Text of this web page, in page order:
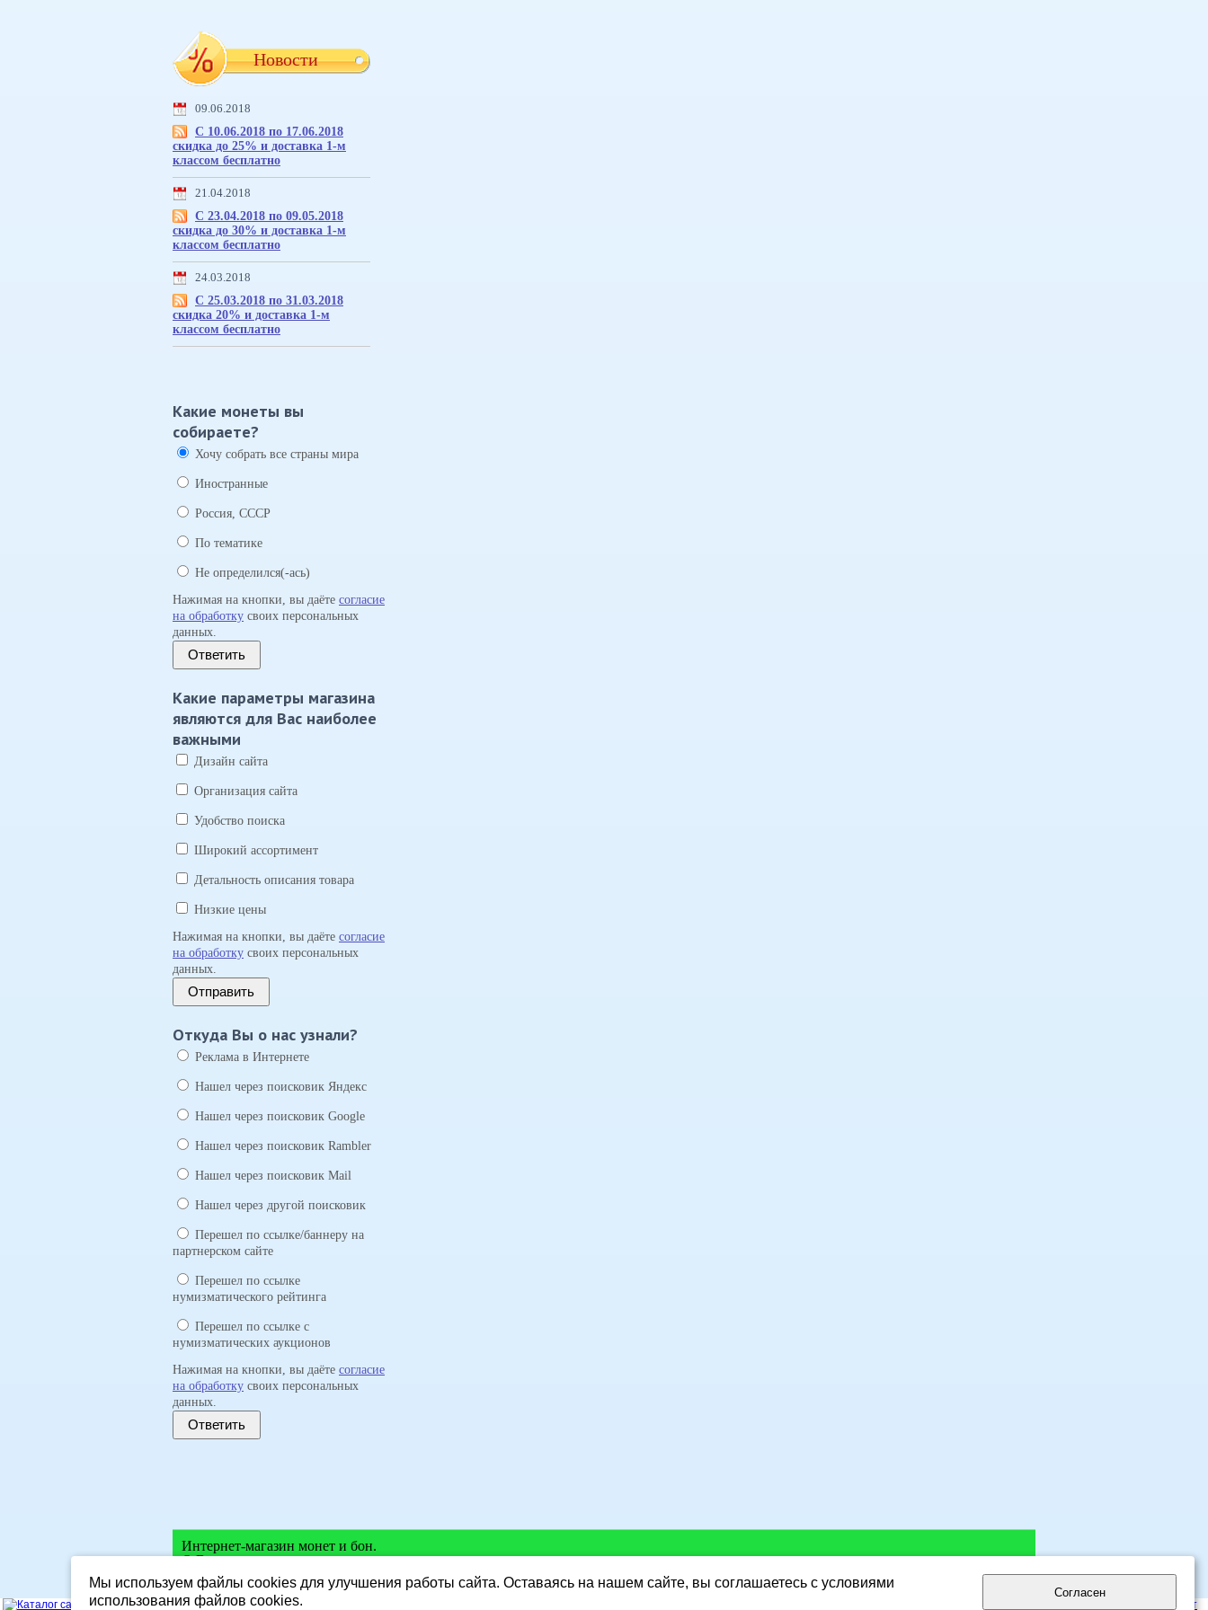
Новости
09.06.2018
С 10.06.2018 по 17.06.2018
скидка до 25% и доставка 1-м
классом бесплатно
21.04.2018
С 23.04.2018 по 09.05.2018
скидка до 30% и доставка 1-м
классом бесплатно
24.03.2018
С 25.03.2018 по 31.03.2018
скидка 20% и доставка 1-м
классом бесплатно
Какие монеты вы
собираете?
Хочу собрать все страны мира
Иностранные
Россия, СССР
По тематике
Не определился(-ась)
Нажимая на кнопки, вы даёте согласие
на обработку своих персональных
данных.
Ответить
Какие параметры магазина
являются для Вас наиболее
важными
Дизайн сайта
Организация сайта
Удобство поиска
Широкий ассортимент
Детальность описания товара
Низкие цены
Нажимая на кнопки, вы даёте согласие
на обработку своих персональных
данных.
Отправить
Откуда Вы о нас узнали?
Реклама в Интернете
Нашел через поисковик Яндекс
Нашел через поисковик Google
Нашел через поисковик Rambler
Нашел через поисковик Mail
Нашел через другой поисковик
Перешел по ссылке/баннеру на
партнерском сайте
Перешел по ссылке
нумизматического рейтинга
Перешел по ссылке с
нумизматических аукционов
Нажимая на кнопки, вы даёте согласие
на обработку своих персональных
данных.
Ответить
Интернет-магазин монет и бон.
© Все права защищены.
- интернет каталог русскоязычных сайтов. Мой сайт
Мы используем файлы cookies для улучшения работы сайта. Оставаясь на нашем сайте, вы соглашаетесь с условиями
использования файлов cookies.
Согласен